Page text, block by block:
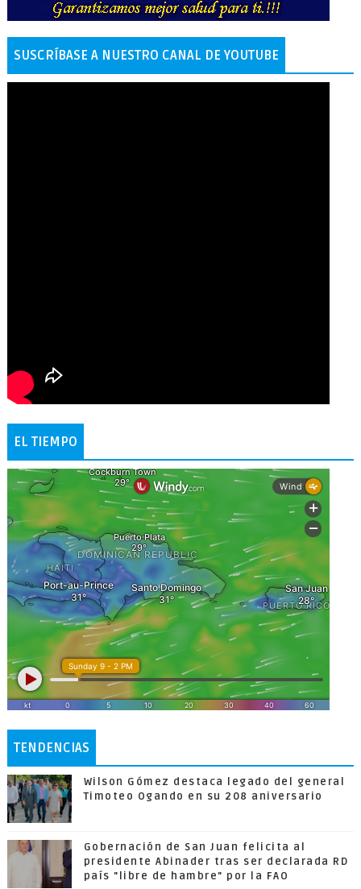
SUSCRÍBASE A NUESTRO CANAL DE YOUTUBE
EL TIEMPO
TENDENCIAS
Wilson Gómez destaca legado del general
Timoteo Ogando en su 208 aniversario
Gobernación de San Juan felicita al
presidente Abinader tras ser declarada RD
país "libre de hambre" por la FAO